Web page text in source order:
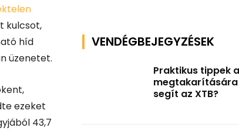
kulcsot,
híd
üzenetet.
ezeket
43,7
VENDÉGBEJEGYZÉSEK
Praktikus tippek
segít az XTB?